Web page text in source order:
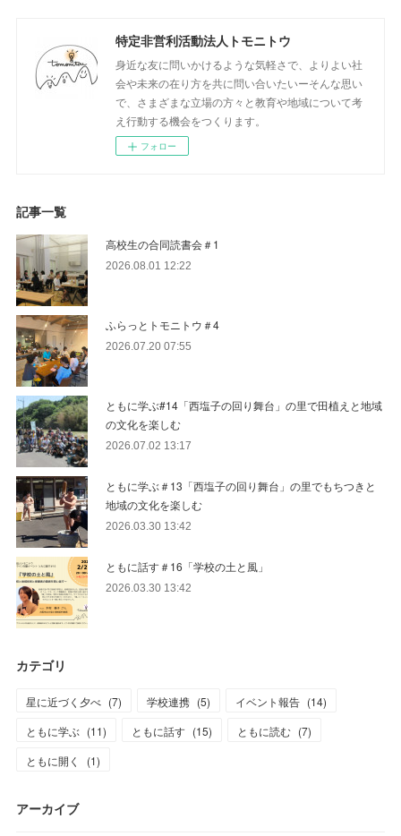
特定非営利活動法人トモニトウ
身近な友に問いかけるような気軽さで、よりよい社
会や未来の在り方を共に問い合いたいーそんな思い
で、さまざまな立場の方々と教育や地域について考
え行動する機会をつくります。
フォロー
記事一覧
高校生の合同読書会＃1
2026.08.01 12:22
ふらっとトモニトウ＃4
2026.07.20 07:55
ともに学ぶ#14「西塩子の回り舞台」の里で田植えと地域
の文化を楽しむ
2026.07.02 13:17
ともに学ぶ＃13「西塩子の回り舞台」の里でもちつきと
地域の文化を楽しむ
2026.03.30 13:42
ともに話す＃16「学校の土と風」
2026.03.30 13:42
カテゴリ
星に近づく夕べ (7) 学校連携 (5) イベント報告 (14)
ともに学ぶ (11) ともに話す (15) ともに読む (7)
ともに開く
(1)
アーカイブ